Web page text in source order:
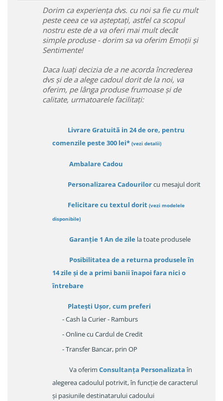
Dorim ca experiența dvs. cu noi sa fie cu mult
peste ceea ce va așteptați, astfel ca scopul
nostru este de a va oferi mai mult decât
simple produse - dorim sa va oferim Emoții și
Sentimente!
Daca luați decizia de a ne acorda încrederea
dvs și de a alege cadoul dorit de la noi, va
oferim, pe lânga produse frumoase și de
calitate, urmatoarele facilitați:
Livrare Gratuită in 24 de ore, pentru
comenzile peste 300 lei* (vezi detalii)
Ambalare Cadou
Personalizarea Cadourilorcu mesajul dorit
Felicitare cu textul dorit (vezi modelele
disponibile)
Garanție 1 An de zile la toate produsele
Posibilitatea de a returna produsele în
14 zileși de a primi banii înapoi fara nici o
întrebare
Platești Ușor, cum preferi
- Cash la Curier - Ramburs
- Online cu Cardul de Credit
- Transfer Bancar, prin OP
Va oferim Consultanța Personalizataîn
alegerea cadoulul potrivit, în funcție de caracterul
și pasiunile destinatarului cadoului